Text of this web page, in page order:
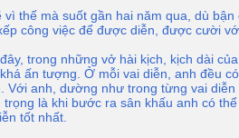
vì thế mà suốt gần hai năm qua, dù
công việc để được diễn, được cười
trong những vở hài kịch, kịch dài
ấn tượng. Ở mỗi vai diễn, anh đều
Với anh, dường như trong từng vai
trọng là khi bước ra sân khấu anh có
tốt nhất.